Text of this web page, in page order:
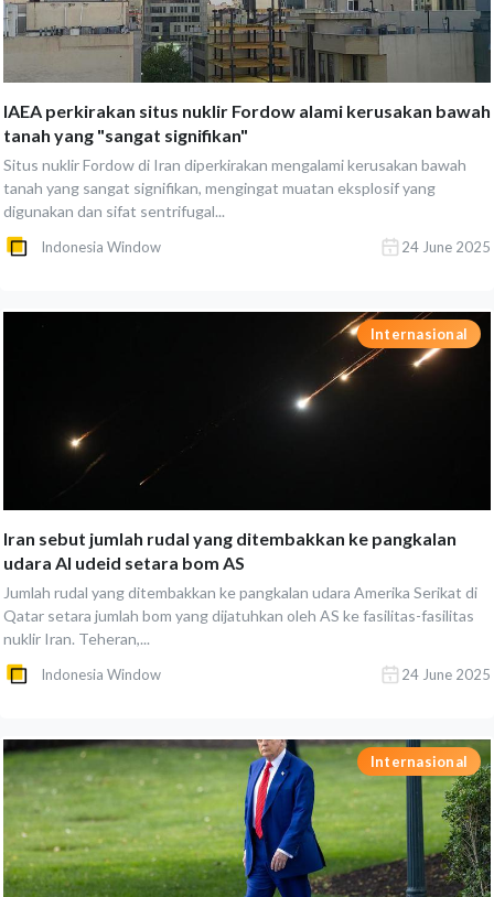
IAEA perkirakan situs nuklir Fordow alami kerusakan bawah
tanah yang "sangat signifikan"
Situs nuklir Fordow di Iran diperkirakan mengalami kerusakan bawah
tanah yang sangat signifikan, mengingat muatan eksplosif yang
digunakan dan sifat sentrifugal...
Indonesia Window 24 June 2025
Internasional
Iran sebut jumlah rudal yang ditembakkan ke pangkalan
udara Al udeid setara bom AS
Jumlah rudal yang ditembakkan ke pangkalan udara Amerika Serikat di
Qatar setara jumlah bom yang dijatuhkan oleh AS ke fasilitas-fasilitas
nuklir Iran. Teheran,...
Indonesia Window 24 June 2025
Internasional